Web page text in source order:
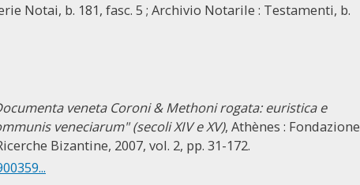
Notai, b. 181, fasc. 5 ; Archivio Notarile : Testamenti, b.
veneta Coroni & Methoni rogata: euristica e
veneciarum" (secoli XIV e XV), Athènes : Fondazione
Bizantine, 2007, vol. 2, pp. 31-172.